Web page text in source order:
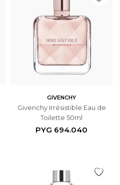
GIVENCHY
Givenchy Irrésistible Eau de
Toilette 50ml
PYG 694.040